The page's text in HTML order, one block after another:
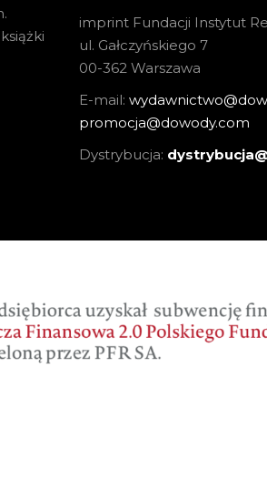
imprint Fundacji Instytut
ul. Gałczyńskiego 7
00-362 Warszawa
E-mail:
promocja@dowody.com
Dystrybucja: